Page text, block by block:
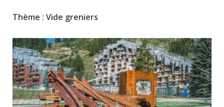
Thème : Vide greniers